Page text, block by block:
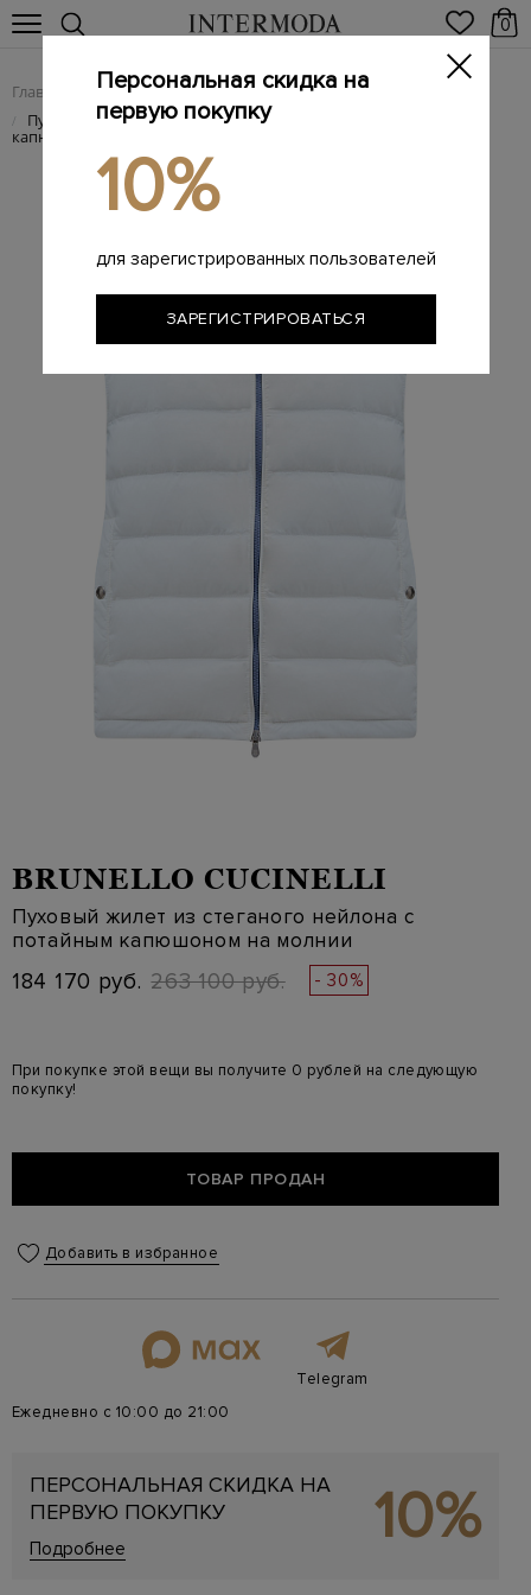
0
Главная Мужчинам / Одежда / Мужские жилеты
/ Пуховый жилет из стеганого нейлона с потайным
капюшоном на молнии
BRUNELLO CUCINELLI
Пуховый жилет из стеганого нейлона с
потайным капюшоном на молнии
184 170 руб. 263 100 руб. - 30%
При покупке этой вещи вы получите 0 рублей на следующую
покупку!
ТОВАР ПРОДАН
Добавить в избранное
Telegram
Ежедневно с 10:00 до 21:00
ПЕРСОНАЛЬНАЯ СКИДКА НА
ПЕРВУЮ ПОКУПКУ
Подробнее 10%
Персональная скидка на
первую покупку
10%
для зарегистрированных пользователей
ЗАРЕГИСТРИРОВАТЬСЯ